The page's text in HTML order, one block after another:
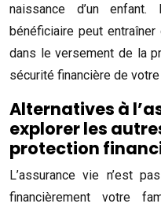
naissance d’un enfant.
bénéficiaire peut
dans le versement de la
sécurité financière de
Alternatives à
explorer les
protection
L’assurance vie n’est
financièrement votre